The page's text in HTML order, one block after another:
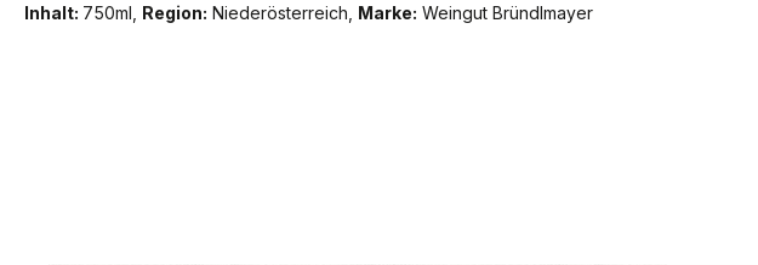
Inhalt: 750ml, Region: Niederösterreich, Marke: Weingut Bründlmayer